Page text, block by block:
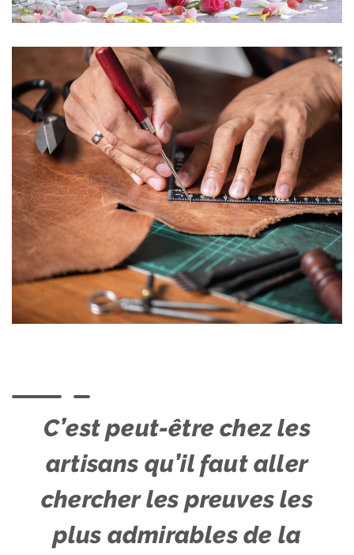
C’est peut-être chez les
artisans qu’il faut aller
chercher les preuves les
plus admirables de la